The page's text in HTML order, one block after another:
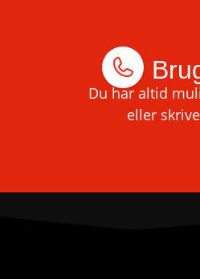
Du har altid
eller